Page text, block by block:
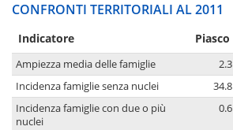
CONFRONTI TERRITORIALI AL 2011
Indicatore Piasco
Ampiezza media delle famiglie 2.3
Incidenza famiglie senza nuclei
34.8
Incidenza famiglie con due o più
nuclei
0.6